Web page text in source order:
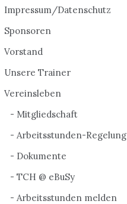
Impressum/Datenschutz
Sponsoren
Vorstand
Unsere Trainer
Vereinsleben
Mitgliedschaft
Arbeitsstunden-Regelung
Dokumente
TCH @ eBuSy
Arbeitsstunden melden